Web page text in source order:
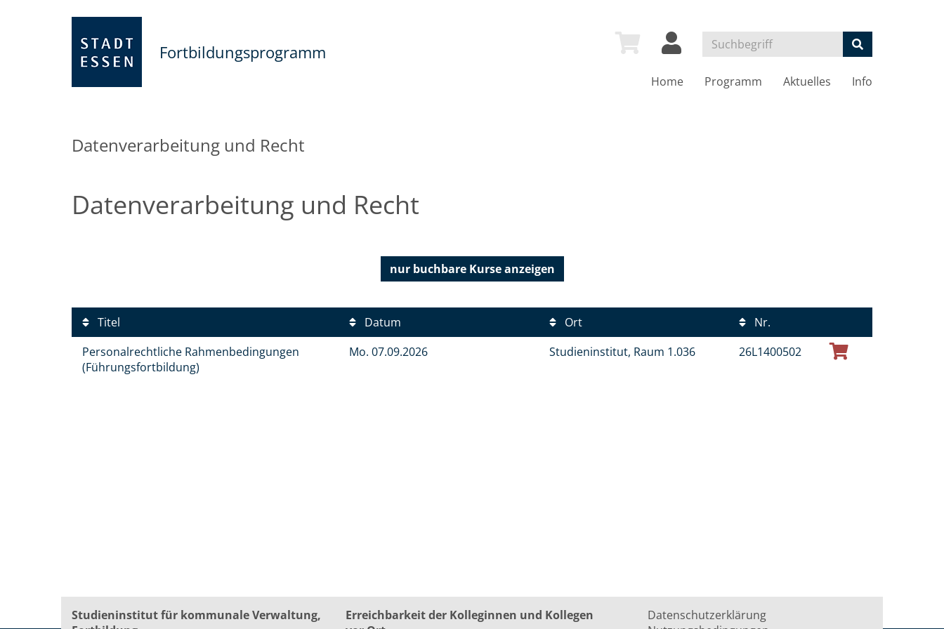
Fortbildungsprogramm
Home Programm Aktuelles Info
Datenverarbeitung und Recht
Datenverarbeitung und Recht
nur buchbareKurse anzeigen
Titel Datum Ort
Nr.
Personalrechtliche Rahmenbedingungen
(Führungsfortbildung)
Mo. 07.09.2026 Studieninstitut, Raum 1.036 26L1400502
Studieninstitut für kommunale Verwaltung,
Erreichbarkeit der Kolleginnen und Kollegen
Datenschutzerklärung